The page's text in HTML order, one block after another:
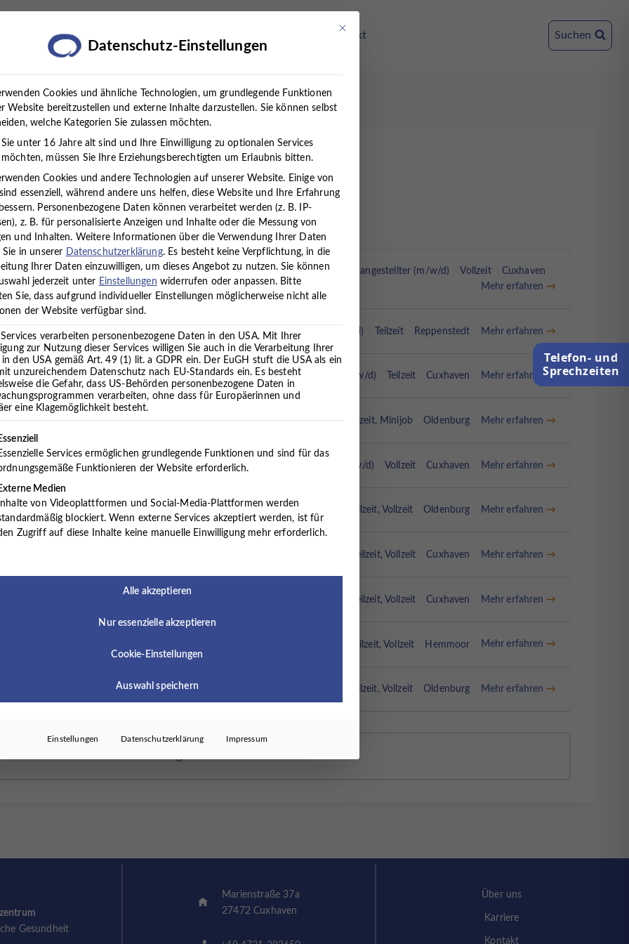
Standorte Kontakt Suchen
A
l
l
e
S
t
a
d
o
r
t
e
Alle Standorte
(m/w/d) Ausbildungen (m/w/d) Medizinischer Fachangestellter (m/w/d) Vollzeit
Cuxhaven
Mehr erfahren
Medizinischer Fachangestellter (m/w/d) Teilzeit Reppenstedt Mehr erfahren
Verwaltung (m/w/d) Teilzeit Cuxhaven Mehr erfahren
Heilmittelerbringer (m/w/d) Teilzeit Minijob Oldenburg Mehr erfahren
(m/w/d) Ausbildungen (m/w/d) Vollzeit Cuxhaven Mehr erfahren
Teilzeit Vollzeit Oldenburg Mehr erfahren
Teilzeit Vollzeit Cuxhaven Mehr erfahren
Psychotherapie (m/w/d) Teilzeit Vollzeit Cuxhaven Mehr erfahren
Psychotherapie (m/w/d) Teilzeit Vollzeit Hemmoor Mehr erfahren
Psychotherapie (m/w/d) Teilzeit Vollzeit Oldenburg Mehr erfahren
Gesundheit
Marienstraße 37a
27472 Cuxhaven
Über uns
Karriere
Kontakt
Telefon- und
Sprechzeiten
Mit diesem Button wird der Dialog geschlossen. Seine Funktionalität ist
Datenschutz-Einstellungen
Cookies und ähnliche Technologien, um grundlegende Funktionen
Website bereitzustellen und externe Inhalte darzustellen. Sie können selbst
welche Kategorien Sie zulassen möchten.
unter 16 Jahre alt sind und Ihre Einwilligung zu optionalen Services
möchten, müssen Sie Ihre Erziehungsberechtigten um Erlaubnis bitten.
Cookies und andere Technologien auf unserer Website. Einige von
essenziell, während andere uns helfen, diese Website und Ihre Erfahrung
Personenbezogene Daten können verarbeitet werden (z. B. IP-
z. B. für personalisierte Anzeigen und Inhalte oder die Messung von
und Inhalten. Weitere Informationen über die Verwendung Ihrer Daten
in unserer Datenschutzerklärung. Es besteht keine Verpflichtung, in die
Ihrer Daten einzuwilligen, um dieses Angebot zu nutzen. Sie können
jederzeit unter Einstellungen widerrufen oder anpassen. Bitte
Sie, dass aufgrund individueller Einstellungen möglicherweise nicht alle
der Website verfügbar sind.
Services verarbeiten personenbezogene Daten in den USA. Mit Ihrer
zur Nutzung dieser Services willigen Sie auch in die Verarbeitung Ihrer
in den USA gemäß Art. 49 (1) lit. a GDPR ein. Der EuGH stuft die USA als ein
unzureichendem Datenschutz nach EU-Standards ein. Es besteht
die Gefahr, dass US-Behörden personenbezogene Daten in
verarbeiten, ohne dass für Europäerinnen und
eine Klagemöglichkeit besteht.
eine Liste der Service-Gruppen, für die eine Einwilligung erteilt werden kann. Die erste Service-Gruppe ist essenziell
Services ermöglichen grundlegende Funktionen und sind für das
Funktionieren der Website erforderlich.
Medien
Inhalte von Videoplattformen und Social-Media-Plattformen werden
blockiert. Wenn externe Services akzeptiert werden, ist für
Zugriff auf diese Inhalte keine manuelle Einwilligung mehr erforderlich.
Alle akzeptieren
Nur essenzielle akzeptieren
Cookie-Einstellungen
Auswahl speichern
Einstellungen Datenschutzerklärung Impressum